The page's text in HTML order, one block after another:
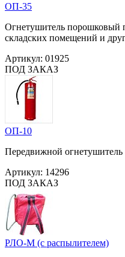
ОП-35
Огнетушитель порошковый
складских помещений и
Артикул: 01925
ПОД ЗАКАЗ
ОП-10
Передвижной
Артикул: 14296
ПОД ЗАКАЗ
РЛО-М (с распылителем)